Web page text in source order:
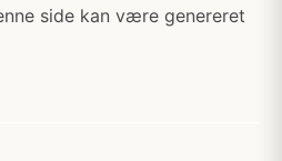
side kan være genereret